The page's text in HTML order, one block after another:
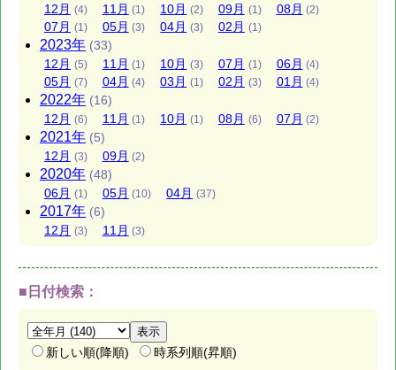
12 月 (4) 11 月 (1) 10月 (2) 09月 (1) 08月 (2)
07 月 (1) 05月 (3) 04月 (3) 02 月 (1)
2023年 (33)
12 月 (5) 11 月 (1) 10月 (3) 07 月 (1) 06月 (4)
05月 (7) 04月 (4) 03 月 (1) 02 月 (3) 01 月 (4)
2022年 (16)
12 月 (6) 11 月 (1) 10月 (1) 08月 (6) 07 月 (2)
2021年 (5)
12 月 (3) 09月 (2)
2020年 (48)
06月 (1) 05月 (10) 04月 (37)
2017年 (6)
12 月 (3) 11 月 (3)
■日付検索：
新しい順(降順) 時系列順(昇順)